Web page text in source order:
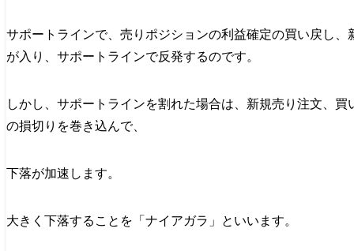
サポートラインで、売りポジションの利益確定の買い戻し、
が入り、サポートラインで反発するのです。
しかし、サポートラインを割れた場合は、新規売り注文、買
の損切りを巻き込んで、
下落が加速します。
大きく下落することを「ナイアガラ」といいます。